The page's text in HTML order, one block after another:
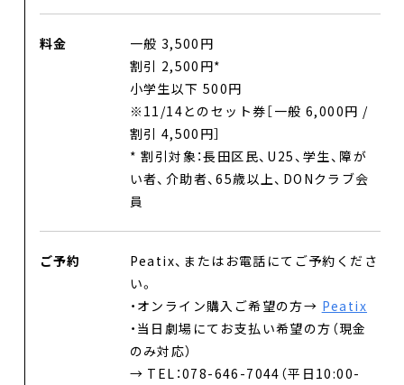
イベント
コラム
ネットワーク
料金
一般 3,500円
割引 2,500円*
小学生以下 500円
※11/14とのセット券［一般 6,000円 /
割引 4,500円］
* 割引対象：長田区民、U25、学生、障が
い者、介助者、65歳以上、DONクラブ会
員
ご予約
Peatix、またはお電話にてご予約くださ
い。
・オンライン購入ご希望の方→ Peatix
・当日劇場にてお支払い希望の方（現金
のみ対応）
→ TEL：078-646-7044（平日10:00-